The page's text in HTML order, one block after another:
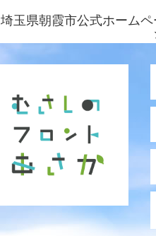
埼玉県朝霞市公式ホームペ